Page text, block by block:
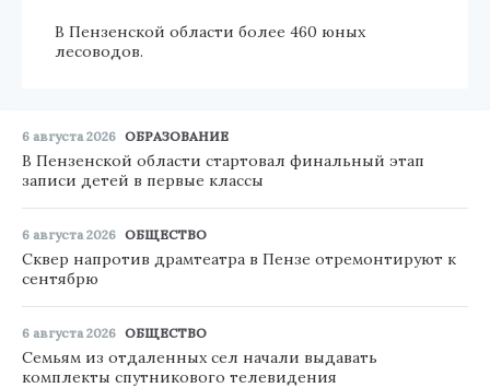
В Пензенской области более 460 юных
лесоводов.
6 августа 2026 ОБРАЗОВАНИЕ
В Пензенской области стартовал финальный этап
записи детей в первые классы
6 августа 2026 ОБЩЕСТВО
Сквер напротив драмтеатра в Пензе отремонтируют к
сентябрю
6 августа 2026 ОБЩЕСТВО
Семьям из отдаленных сел начали выдавать
комплекты спутникового телевидения